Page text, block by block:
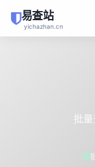
易查站
yichazhan.cn
批